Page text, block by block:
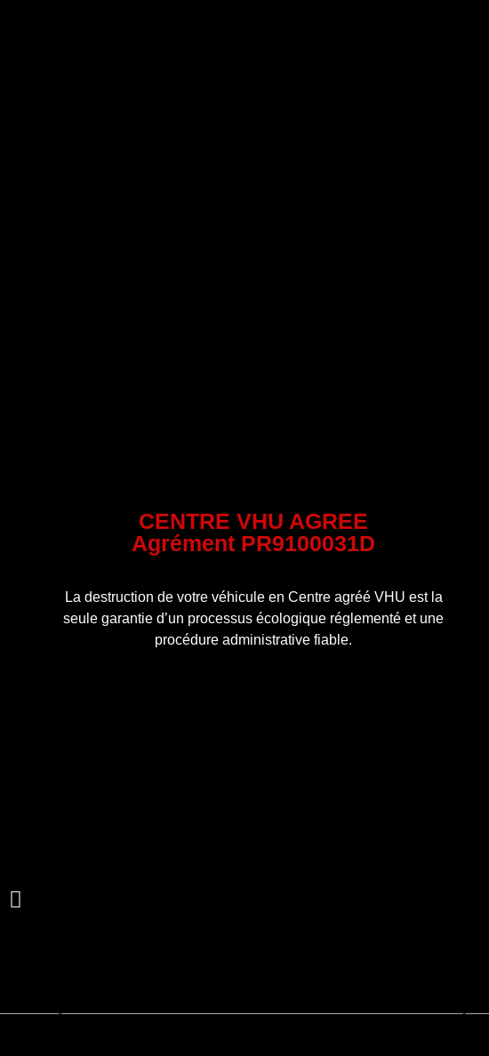
CENTRE VHU AGREE
Agrément PR9100031D
La destruction de votre véhicule en Centre agréé VHU est la
seule garantie d’un processus écologique réglementé et une
procédure administrative fiable.